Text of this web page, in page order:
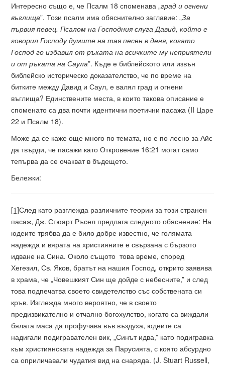
Интересно също е, че Псалм 18 споменава „град и огнени
въглища”. Този псалм има обяснително заглавие: „За
първия певец. Псалом на Господния слуга Давид, който е
говорил Господу думите на тая песен в деня, когато
Господ го избавил от ръката на всичките му неприятели
и от ръката на Саула”. Къде е библейското или извън
библейско историческо доказателство, че по време на
битките между Давид и Саул, е валял град и огнени
въглища? Единствените места, в които такова описание е
споменато са два почти идентични поетични пасажа (II Царе
22 и Псалм 18).
Може да се каже още много по темата, но е по лесно за Айс
да твърди, че пасажи като Откровение 16:21 могат само
тепърва да се очакват в бъдещето.
Бележки:
[1]След като разглежда различните теории за този странен
пасаж, Дж. Стюарт Ръсел предлага следното обяснение: На
юдеите трябва да е било добре известно, че голямата
надежда и вярата на християните е свързана с бързото
идване на Сина. Около същото това време, според
Хегезил, Св. Яков, братът на нашия Господ, открито заявява
в храма, че „Човешкият Син ще дойде с небесните,” и след
това подпечатва своето свидетелство със собствената си
кръв. Изглежда много вероятно, че в своето
предизвикателно и отчаяно богохулство, когато са виждали
бялата маса да профучава във въздуха, юдеите са
надигали подигравателен вик, „Синът идва,” като подигравка
към християнската надежда за Парусията, с която абсурдно
са оприличавали чудатия вид на снаряда. (J. Stuart Russell,